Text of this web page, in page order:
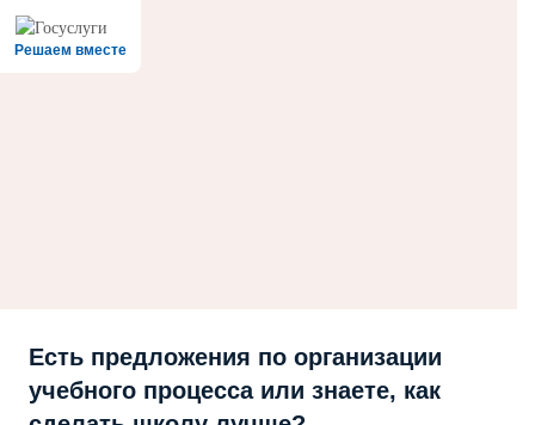
Решаем вместе
Есть предложения по организации
учебного процесса или знаете, как